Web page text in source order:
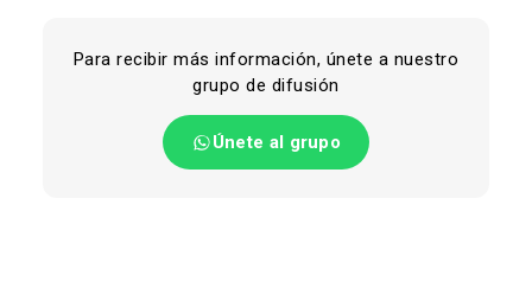
Para recibir más información, únete a nuestro
grupo de difusión
Únete al grupo